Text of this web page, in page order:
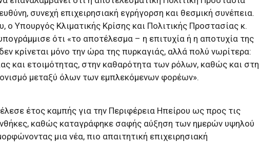
συνεχή επιχειρησιακή εγρήγορση και θεσμική συνέπεια.
ο Υπουργός Κλιματικής Κρίσης και Πολιτικής Προστασίας κ.
ότι «το αποτέλεσμα – η επιτυχία ή η αποτυχία της
κρίνεται μόνο την ώρα της πυρκαγιάς, αλλά πολύ νωρίτερα:
και ετοιμότητας, στην καθαρότητα των ρόλων, καθώς και στη
μεταξύ όλων των εμπλεκόμενων φορέων».
έτος καμπής για την Περιφέρεια Ηπείρου ως προς τις
καθώς καταγράφηκε σαφής αύξηση των ημερών υψηλού
μια νέα, πιο απαιτητική επιχειρησιακή